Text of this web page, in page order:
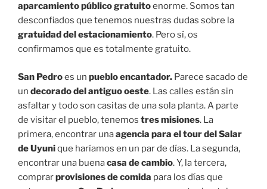
aparcamiento público gratuitoenorme. Somos tan
desconfiados que tenemos nuestras dudas sobre la
gratuidad del estacionamiento. Pero sí, os
confirmamos que es totalmente gratuito.
San Pedroes un pueblo encantador. Parece sacado de
un decorado del antiguo oeste. Las calles están sin
asfaltar y todo son casitas de una sola planta. A parte
de visitar el pueblo, tenemos tres misiones. La
primera, encontrar unaagencia para el tour del Salar
de Uyunique haríamos en un par de días. La segunda,
encontrar una buenacasa de cambio. Y, la tercera,
comprarprovisiones de comida para los días que